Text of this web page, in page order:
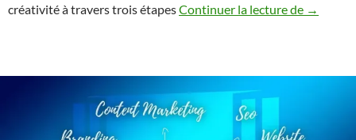
créativité à travers trois étapesContinuer la lecture de →